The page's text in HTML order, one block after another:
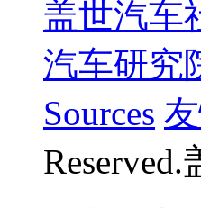
盖世汽车
汽车研究
Sources